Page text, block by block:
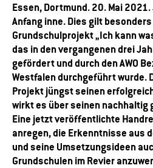
Essen, Dortmund. 20. Mai
Anfang inne. Dies gilt
Grundschulprojekt „Ich kann
das in den vergangenen drei
gefördert und durch den AWO
Westfalen durchgeführt wurde.
Projekt jüngst seinen
wirkt es über seinen nachhaltig
Eine jetzt veröffentlichte
anregen, die Erkenntnisse aus
und seine Umsetzungsideen
Grundschulen im Revier